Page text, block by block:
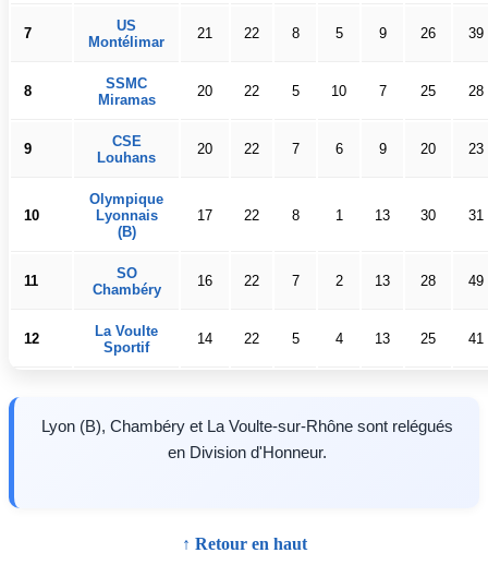
7
US
Montélimar
21 22 8 5 9 26 39
8
SSMC
Miramas
20 22 5 10 7 25 28
9
CSE
Louhans
20 22 7 6 9 20 23
10
Olympique
Lyonnais
(B)
17 22 8 1 13 30 31
11
SO
Chambéry
16 22 7 2 13 28 49
12
La Voulte
Sportif
14 22 5 4 13 25 41
Lyon (B), Chambéry et La Voulte-sur-Rhône sont relégués
en Division d'Honneur.
↑ Retour en haut